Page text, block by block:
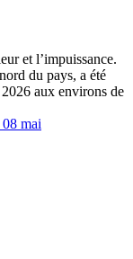
et l’impuissance.
du pays, a été
aux environs de